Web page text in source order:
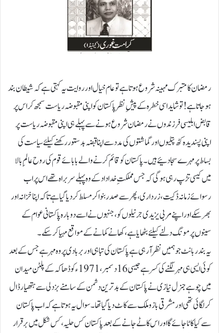
رمضان کا متبرک مہینہ شروع ہوتا ہے تو عام خیال اور روایت یہ کہتی ہے کہ شیطان بند
ہوجاتا ہے! تو شاید اسی خطرہ کے پیشِ نظر پاکستان کو اپنی مقبوضہ ریاست سمجھ کر اس پر
قابض ابلیسی فرزندوں نے رمضان شروع ہونے سے پہلے ہی اپنی مقبوضہ ریاست پر
اپنی پسندیدہ کٹھ پتلیوں اور گماشتوں کی مدد سے اپنا قبضہ بدستور رکھنے کیلئے سیاست کی
بساط پر مہرے سجادئیے ہیں۔ پاکستان کو قائم کرنے والے بابائے قوم کی روح عالمِ بالا
میں کیسی تڑپ رہی ہوگی کہ جس مملکتِ خداداد کے وہ پہلے سربراہ تھے اس پر اب
رسوائے زمانہ ڈکیت، زرداری، پھر سے صدر بنواکر مسلط کردیا گیا ہے تاکہ اپنا خزانہ اور
بھر سکے اور اپنے مربی یزیدی جرنیلوں کو، جنہوں نے اسے دوبارہ پاکستانی عوام کے
سینوں پر مونگ دلنے کیلئے بٹھایا ہے، کھانے کمانے کے مواقع مہیا کرسکے۔
یہ بندر بانٹ جو ہمیں نظر آرہی ہے پاکستان کی تباہی اور بربادی پر وہ مہر ہے جس کے بعد
کوئی ایسی ہی مہر لگنے کی کسر ہے جیسی 16 دسمبر، 1971ء کو ڈھاکہ کے پلٹن میدان
میں چوہے جنرل نیازی نے پاکستان کے بدترین دشمن کے سامنے بزدلی سے ہتھیار ڈال
کرلگائی تھی اور مشرقی بازو ملک سے کاٹ دیا گیا تھا۔ سوال یہ ہوتا ہے کہ اب پاکستان
سے کیا کاٹا جائے گا اور اس کاٹے جانے کے بعد پاکستان کس حلیہ، کس شکل میں برقرار